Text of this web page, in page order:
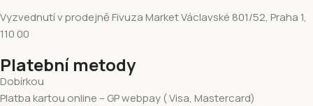
Vyzvednutí v prodejně Fivuza Market Václavské 801/52, Praha 1,
110 00
Platební metody
Dobírkou
Platba kartou online – GP webpay ( Visa, Mastercard)